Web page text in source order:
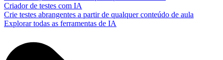
Criador de testes com IA
Crie testes abrangentes a partir de qualquer conteúdo de aula
Explorar todas as ferramentas de IA